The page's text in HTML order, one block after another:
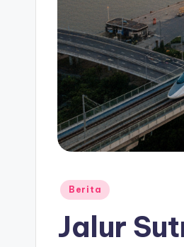
Posted
Berita
Jalur